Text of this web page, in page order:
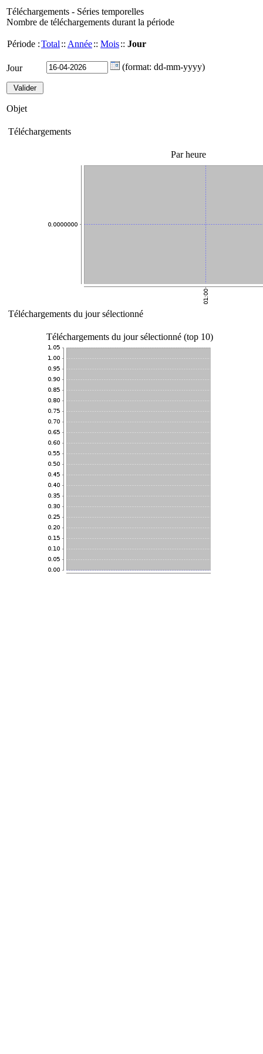
Téléchargements - Séries temporelles
Nombre de téléchargements durant la période
Période :Total :: Année:: Mois:: Jour
Jour (format: dd-mm-yyyy)
Objet
Téléchargements
Par heure
Téléchargements du jour sélectionné
Téléchargements du jour sélectionné (top 10)